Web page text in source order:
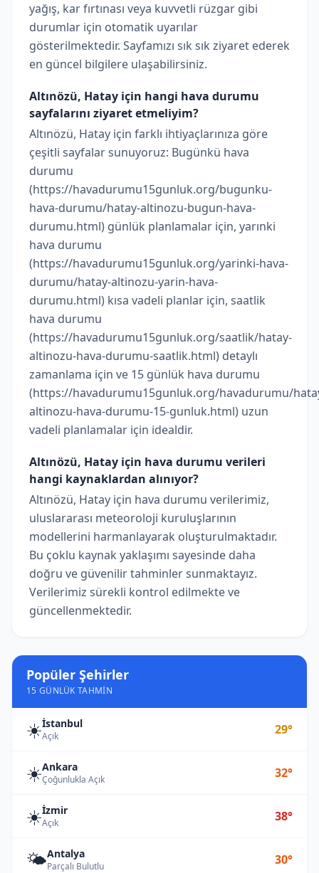
Popüler Şehirler
15 GÜNLÜK TAHMIN
☀️İstanbul
Açık 29°
☀️Ankara
Çoğunlukla Açık 32°
☀️İzmir
Açık 38°
🌤️Antalya
Parçalı Bulutlu 30°
yağış, kar fırtınası veya kuvvetli rüzgar gibi
durumlar için otomatik uyarılar
gösterilmektedir. Sayfamızı sık sık ziyaret ederek
en güncel bilgilere ulaşabilirsiniz.
Altınözü, Hatay için hangi hava durumu
sayfalarını ziyaret etmeliyim?
Altınözü, Hatay için farklı ihtiyaçlarınıza göre
çeşitli sayfalar sunuyoruz: Bugünkü hava
durumu
(https://havadurumu15gunluk.org/bugunku-
hava-durumu/hatay-altinozu-bugun-hava-
durumu.html) günlük planlamalar için, yarınki
hava durumu
(https://havadurumu15gunluk.org/yarinki-hava-
durumu/hatay-altinozu-yarin-hava-
durumu.html) kısa vadeli planlar için, saatlik
hava durumu
(https://havadurumu15gunluk.org/saatlik/hatay-
altinozu-hava-durumu-saatlik.html) detaylı
zamanlama için ve 15 günlük hava durumu
(https://havadurumu15gunluk.org/havadurumu/
altinozu-hava-durumu-15-gunluk.html) uzun
vadeli planlamalar için idealdir.
Altınözü, Hatay için hava durumu verileri
hangi kaynaklardan alınıyor?
Altınözü, Hatay için hava durumu verilerimiz,
uluslararası meteoroloji kuruluşlarının
modellerini harmanlayarak oluşturulmaktadır.
Bu çoklu kaynak yaklaşımı sayesinde daha
doğru ve güvenilir tahminler sunmaktayız.
Verilerimiz sürekli kontrol edilmekte ve
güncellenmektedir.